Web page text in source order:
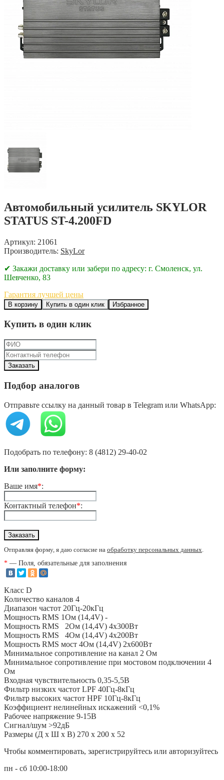
Автомобильный усилитель SKYLOR
STATUS ST-4.200FD
Артикул: 21061
Производитель: SkyLor
✔ Закажи доставку или забери по адресу: г. Смоленск, ул.
Шевченко, 83
Гарантия лучшей цены
В корзину Купить в один клик Избранное
Купить в один клик
Подбор аналогов
Отправьте ссылку на данный товар в Telegram или WhatsApp:
Подобрать по телефону: 8 (4812) 29-40-02
Или заполните форму:
Ваше имя*:
Контактный телефон*:
Отправляя форму, я даю согласие на обработку персональных данных.
* — Поля, обязательные для заполнения
Класс D
Количество каналов 4
Диапазон частот 20Гц-20кГц
Мощность RMS 1Ом (14,4V) -
Мощность RMS 2Ом (14,4V) 4х300Вт
Мощность RMS 4Ом (14,4V) 4х200Вт
Мощность RMS мост 4Ом (14,4V) 2х600Вт
Минимальное сопротивление на канал 2 Ом
Минимальное сопротивление при мостовом подключении 4
Ом
Входная чувствительность 0,35-5,5В
Фильтр низких частот LPF 40Гц-8кГц
Фильтр высоких частот HPF 10Гц-8кГц
Коэффициент нелинейных искажений <0,1%
Рабочее напряжение 9-15В
Сигнал/шум >92дБ
Размеры (Д х Ш х В) 270 х 200 х 52
Чтобы комментировать, зарегистрируйтесь или авторизуйтесь
пн - сб 10:00-18:00